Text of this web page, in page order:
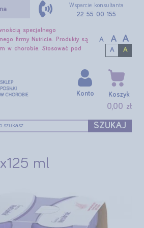
specjalnego
firmy Nutricia. Produkty są
w chorobie. Stosować pod
A A A
A A
Wsparcie konsultanta
22 55 00 155
SZUKAJ
Konto Koszyk
0,00 zł
ml